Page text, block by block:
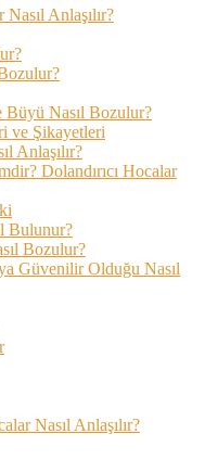
Anlaşılır?
Büyü Nasıl Bozulur?
ve Şikayetleri
Anlaşılır?
Dolandırıcı Hocalar
Bulunur?
Bozulur?
Güvenilir Olduğu Nasıl
Nasıl Anlaşılır?